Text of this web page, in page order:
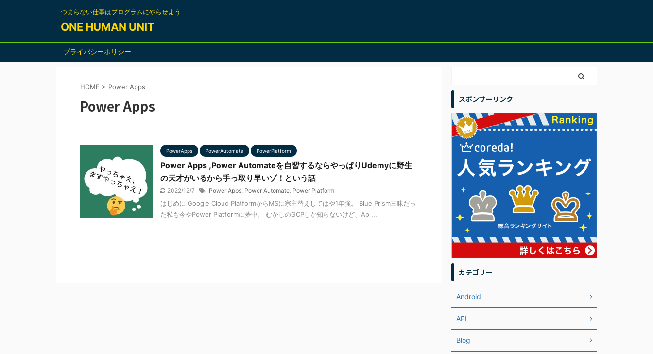
つまらない仕事はプログラムにやらせよう
ONE HUMAN UNIT
プライバシーポリシー
HOME > Power Apps
Power Apps
PowerApps PowerAutomate PowerPlatform
Power Apps ,Power Automateを自習するならやっぱりUdemyに野生
の天才がいるから手っ取り早いゾ！という話
2022/12/7 Power Apps, Power Automate, Power Platform
はじめに Google Cloud PlatformからMSに宗主替えしてはや1年強。 Blue Prism三昧だっ
た私も今やPower Platformに夢中。 むかしのGCPしか知らないけど、Ap ...
スポンサーリンク
カテゴリー
Android
API
Blog